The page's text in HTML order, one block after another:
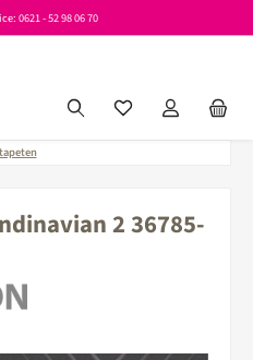
0621 - 52 98 06 70
Du hast 0 Produkte
2 36785-